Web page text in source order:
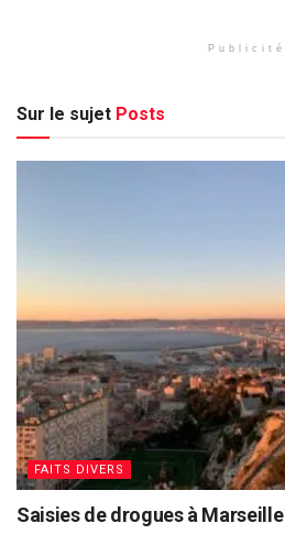
Publicité
Sur le sujet Posts
FAITS DIVERS
Saisies de drogues à Marseille